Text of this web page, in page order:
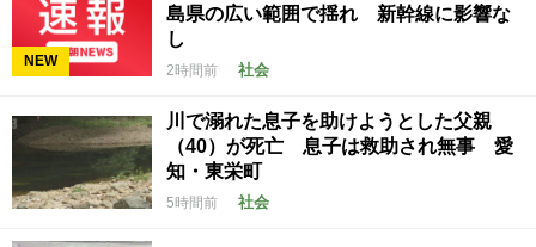
NEW
島県の広い範囲で揺れ 新幹線に影響な
し
2時間前 社会
川で溺れた息子を助けようとした父親
（40）が死亡 息子は救助され無事 愛
知・東栄町
5時間前 社会